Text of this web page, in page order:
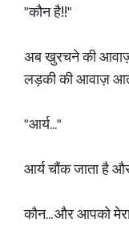
"कौन है!!"
अब खुरचने की आवाज़
लड़की की आवाज़
"आर्य..."
आर्य चौंक जाता है
कौन... और आपको